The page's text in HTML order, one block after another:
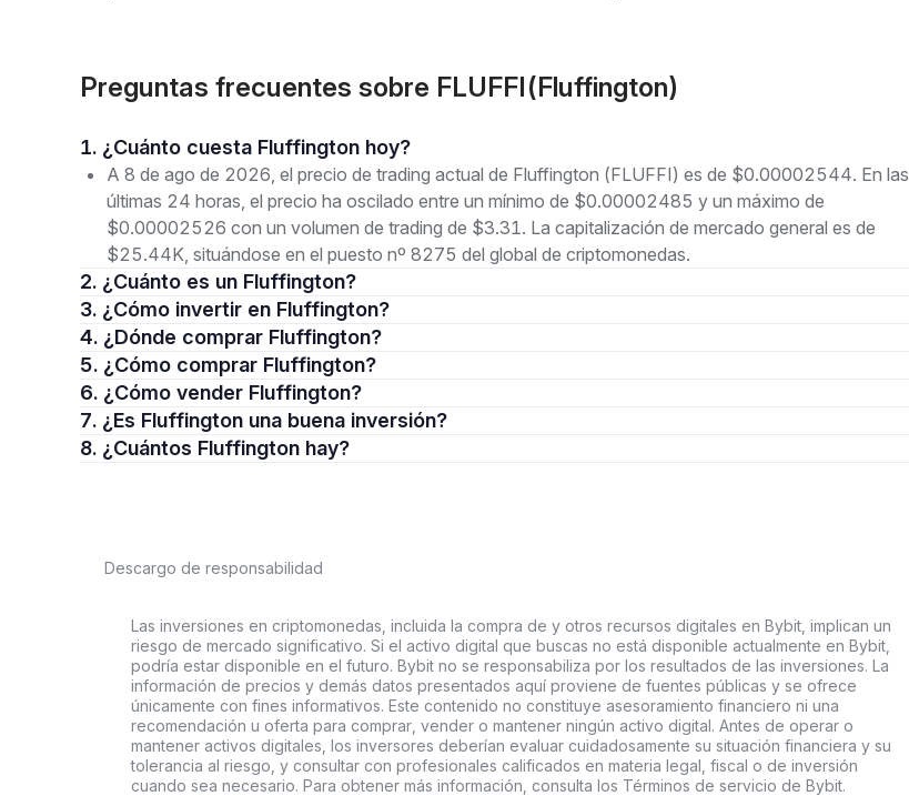
Preguntas frecuentes sobre FLUFFI(Fluffington)
1. ¿Cuánto cuesta Fluffington hoy?
A 8 de ago de 2026, el precio de trading actual de Fluffington (FLUFFI) es de $0.00002544. En las
últimas 24 horas, el precio ha oscilado entre un mínimo de $0.00002485 y un máximo de
$0.00002526 con un volumen de trading de $3.31. La capitalización de mercado general es de
$25.44K, situándose en el puesto nº 8275 del global de criptomonedas.
2. ¿Cuánto es un Fluffington?
3. ¿Cómo invertir en Fluffington?
4. ¿Dónde comprar Fluffington?
5. ¿Cómo comprar Fluffington?
6. ¿Cómo vender Fluffington?
7. ¿Es Fluffington una buena inversión?
8. ¿Cuántos Fluffington hay?
Descargo de responsabilidad
Las inversiones en criptomonedas, incluida la compra de y otros recursos digitales en Bybit, implican un
riesgo de mercado significativo. Si el activo digital que buscas no está disponible actualmente en Bybit,
podría estar disponible en el futuro. Bybit no se responsabiliza por los resultados de las inversiones. La
información de precios y demás datos presentados aquí proviene de fuentes públicas y se ofrece
únicamente con fines informativos. Este contenido no constituye asesoramiento financiero ni una
recomendación u oferta para comprar, vender o mantener ningún activo digital. Antes de operar o
mantener activos digitales, los inversores deberían evaluar cuidadosamente su situación financiera y su
tolerancia al riesgo, y consultar con profesionales calificados en materia legal, fiscal o de inversión
cuando sea necesario. Para obtener más información, consulta los Términos de servicio de Bybit.